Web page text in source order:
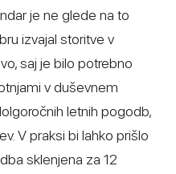
je ne glede na to
izvajal storitve v
saj je bilo potrebno
v duševnem
letnih pogodb,
V praksi bi lahko prišlo
sklenjena za 12